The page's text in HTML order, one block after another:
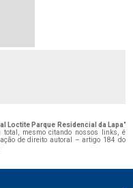
Loctite Parque Residencial da Lapa"
total, mesmo citando nossos links, é
de direito autoral – artigo 184 do